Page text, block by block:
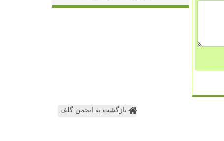
بازگشت به انجمن گلف